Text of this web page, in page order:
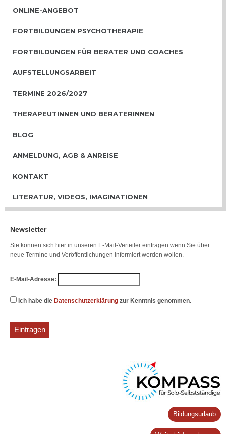
ONLINE-ANGEBOT
FORTBILDUNGEN PSYCHOTHERAPIE
FORTBILDUNGEN FÜR BERATER UND COACHES
AUFSTELLUNGSARBEIT
TERMINE 2026/2027
THERAPEUTINNEN UND BERATERINNEN
BLOG
ANMELDUNG, AGB & ANREISE
KONTAKT
LITERATUR, VIDEOS, IMAGINATIONEN
Newsletter
Sie können sich hier in unseren E-Mail-Verteiler eintragen wenn Sie über
neue Termine und Veröffentlichungen informiert werden wollen.
E-Mail-Adresse:
Ich habe die Datenschutzerklärung zur Kenntnis genommen.
Bildungsurlaub